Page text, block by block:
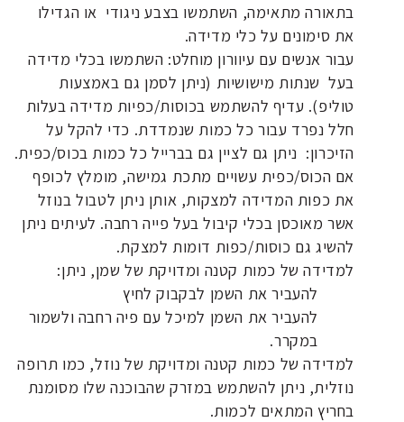
בתאורה מתאימה, השתמשו בצבע ניגודי או הגדילו
את סימונים על כלי מדידה.
עבור אנשים עם עיוורון מוחלט: השתמשו בכלי מדידה
בעל שנתות מישושיות (ניתן לסמן גם באמצעות
טוליפ). עדיף להשתמש בכוסות/כפיות מדידה בעלות
חלל נפרד עבור כל כמות שנמדדת. כדי להקל על
הזיכרון: ניתן גם לציין גם בברייל כל כמות בכוס/כפית.
אם הכוס/כפית עשויים מתכת גמישה, מומלץ לכופף
את כפות המדידה למצקות, אותן ניתן לטבול בנוזל
אשר מאוכסן בכלי קיבול בעל פייה רחבה. לעיתים ניתן
להשיג גם כוסות/כפות דומות למצקת.
למדידה של כמות קטנה ומדויקת של שמן, ניתן:
להעביר את השמן לבקבוק לחיץ
להעביר את השמן למיכל עם פיה רחבה ולשמור
במקרר.
למדידה של כמות קטנה ומדויקת של נוזל, כמו תרופה
נוזלית, ניתן להשתמש במזרק שהבוכנה שלו מסומנת
בחריץ המתאים לכמות.